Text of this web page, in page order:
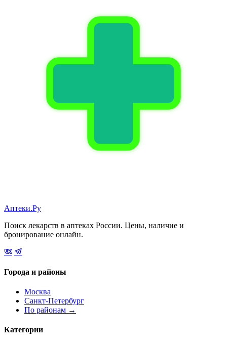
Аптеки.Ру
Поиск лекарств в аптеках России. Цены, наличие и
бронирование онлайн.
Города и районы
Москва
Санкт-Петербург
По районам →
Категории